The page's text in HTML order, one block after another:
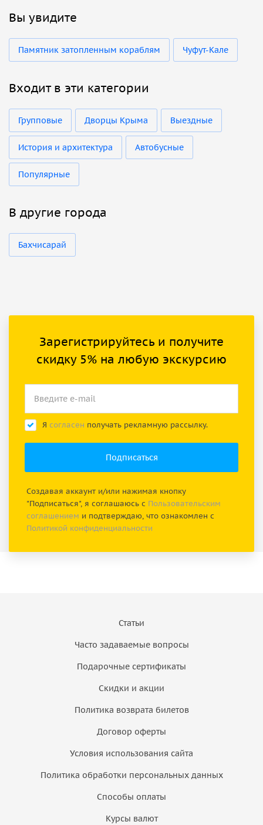
Вы увидите
Памятник затопленным кораблям Чуфут-Кале
Входит в эти категории
Групповые Дворцы Крыма Выездные
История и архитектура Автобусные
Популярные
В другие города
Бахчисарай
Зарегистрируйтесь и получите
скидку 5% на любую экскурсию
Я согласен получать рекламную рассылку.
Создавая аккаунт и/или нажимая кнопку
"Подписаться", я соглашаюсь с Пользовательским
соглашением и подтверждаю, что ознакомлен с
Политикой конфиденциальности
Статьи
Часто задаваемые вопросы
Подарочные сертификаты
Скидки и акции
Политика возврата билетов
Договор оферты
Условия использования сайта
Политика обработки персональных данных
Способы оплаты
Курсы валют